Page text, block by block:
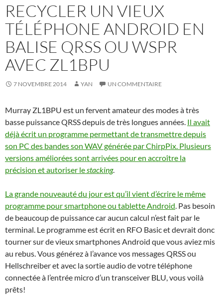
RECYCLER UN VIEUX
TÉLÉPHONE ANDROID EN
BALISE QRSS OU WSPR
AVEC ZL1BPU
7 NOVEMBRE 2014 YAN UN COMMENTAIRE
Murray ZL1BPU est un fervent amateur des modes à très
basse puissance QRSS depuis de très longues années. Il avait
déjà écrit un programme permettant de transmettre depuis
son PC des bandes son WAV générée par ChirpPix. Plusieurs
versions améliorées sont arrivées pour en accroître la
précision et autoriser lestacking.
La grande nouveauté du jour est qu’il vient d’écrire le même
programme pour smartphone ou tablette Android. Pas besoin
de beaucoup de puissance car aucun calcul n’est fait par le
terminal. Le programme est écrit en RFO Basic et devrait donc
tourner sur de vieux smartphones Android que vous aviez mis
au rebus. Vous générez à l’avance vos messages QRSS ou
Hellschreiber et avec la sortie audio de votre téléphone
connectée à l’entrée micro d’un transceiver BLU, vous voilà
prêts!